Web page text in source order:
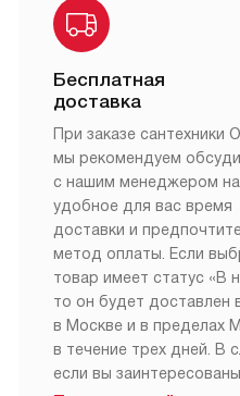
Бесплатная
доставка
При заказе сантехники
мы рекомендуем
с нашим менеджером
удобное для вас время
доставки и
метод оплаты. Если
товар имеет статус «В
то он будет доставлен
в Москве и в пределах
в течение трех дней. В
если вы заинтересованы